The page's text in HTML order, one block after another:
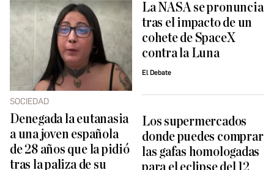
SOCIEDAD
Denegada la eutanasia
a una joven española
de 28 años que la pidió ​
tras la paliza de su
La NASA se pronuncia
tras el impacto de un
cohete de SpaceX
contra la Luna
El Debate
Los supermercados
donde puedes comprar
las gafas homologadas